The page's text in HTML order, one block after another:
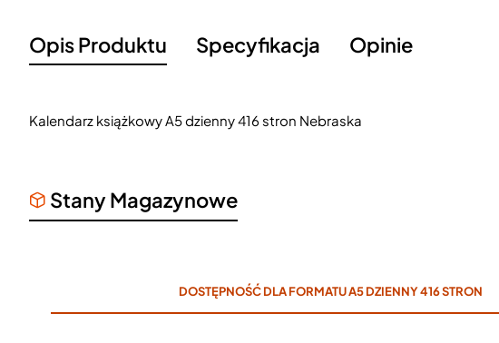
Opis Produktu Specyfikacja Opinie
Kalendarz książkowy A5 dzienny 416 stron Nebraska
Stany Magazynowe
DOSTĘPNOŚĆ DLA FORMATU A5 DZIENNY 416 STRON